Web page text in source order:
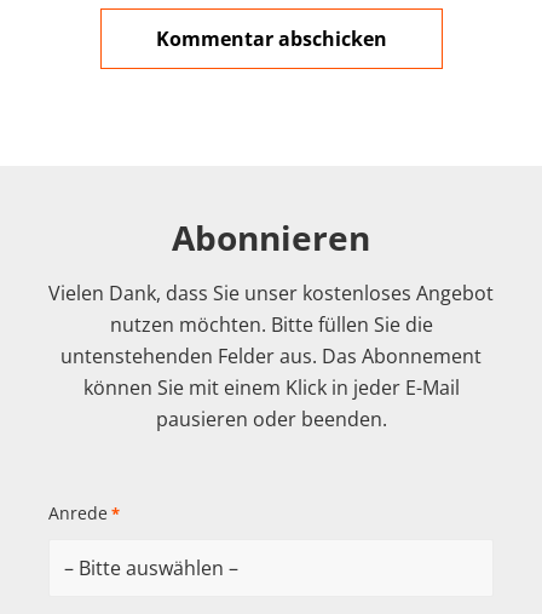
Abonnieren
Vielen Dank, dass Sie unser kostenloses Angebot
nutzen möchten. Bitte füllen Sie die
untenstehenden Felder aus. Das Abonnement
können Sie mit einem Klick in jeder E-Mail
pausieren oder beenden.
Anrede *